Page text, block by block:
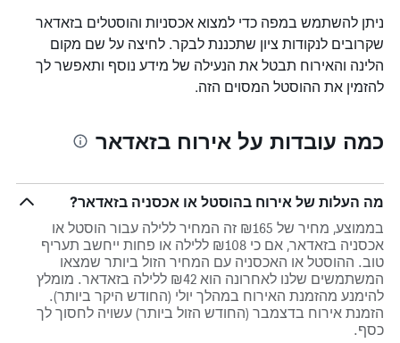
ניתן להשתמש במפה כדי למצוא אכסניות והוסטלים בזאדאר
שקרובים לנקודות ציון שתכננת לבקר. לחיצה על שם מקום
הלינה והאירוח תבטל את הנעילה של מידע נוסף ותאפשר לך
להזמין את ההוסטל המסוים הזה.
כמה עובדות על אירוח בזאדאר
מה העלות של אירוח בהוסטל או אכסניה בזאדאר?
בממוצע, מחיר של ₪165 זה המחיר ללילה עבור הוסטל או
אכסניה בזאדאר, אם כי ₪108 ללילה או פחות ייחשב תעריף
טוב. ההוסטל או האכסניה עם המחיר הזול ביותר שמצאו
המשתמשים שלנו לאחרונה הוא ₪42 ללילה בזאדאר. מומלץ
להימנע מהזמנת האירוח במהלך יולי (החודש היקר ביותר).
הזמנת אירוח בדצמבר (החודש הזול ביותר) עשויה לחסוך לך
כסף.